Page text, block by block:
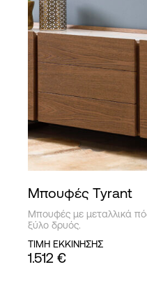
Μπουφές Tyrant
Μπουφές με μεταλλικά
ξύλο δρυός.
ΤΙΜΗ ΕΚΚΙΝΗΣΗΣ
1.512 €